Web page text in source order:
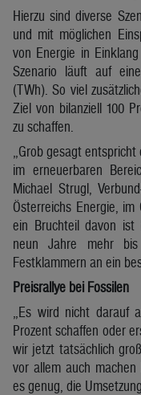
Hierzu sind diverse
und mit möglichen
von Energie in
Szenario läuft auf
(TWh). So viel
Ziel von bilanziell 100
zu schaffen.
„Grob gesagt
im erneuerbaren
Michael Strugl,
Österreichs Energie,
ein Bruchteil davon
neun Jahre mehr
Festklammern an ein
Preisrallye bei Fossilen
„Es wird nicht darauf
Prozent schaffen oder
wir jetzt tatsächlich
vor allem auch
es genug, die